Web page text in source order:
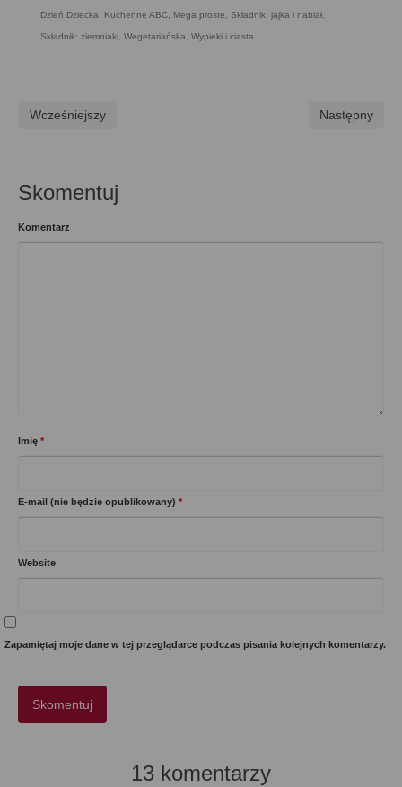
Dzień Dziecka, Kuchenne ABC, Mega proste, Składnik: jajka i nabiał,
Składnik: ziemniaki, Wegetariańska, Wypieki i ciasta
Wcześniejszy Następny
Skomentuj
Komentarz
Imię *
E-mail (nie będzie opublikowany) *
Website
Zapamiętaj moje dane w tej przeglądarce podczas pisania kolejnych komentarzy.
13 komentarzy